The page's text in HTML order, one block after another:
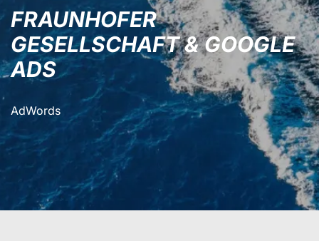
FRAUNHOFER
GESELLSCHAFT & GOOGLE
ADS
AdWords